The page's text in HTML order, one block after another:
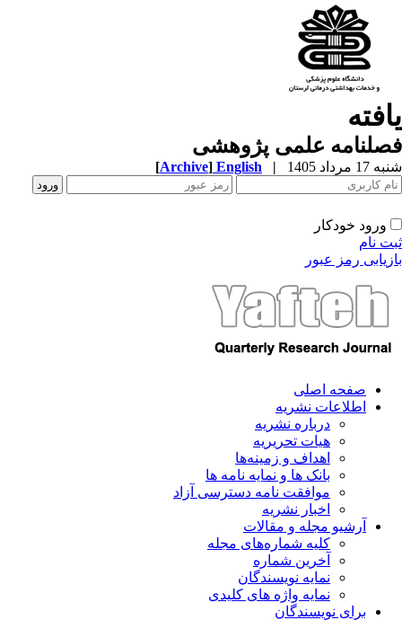
علمی پژوهشی
مرداد 1405 |
English
[Archive]
ورود خودکار
نام
رمز عبور
صفحه اصلی
اطلاعات نشریه
درباره نشریه
هیات تحریریه
اهداف و زمینه‌ها
بانک ها و نمایه نامه ها
موافقت نامه دسترسی آزاد
اخبار نشریه
آرشیو مجله و مقالات
کلیه شماره‌های مجله
آخرین شماره
نمایه نویسندگان
نمایه واژه های کلیدی
برای نویسندگان